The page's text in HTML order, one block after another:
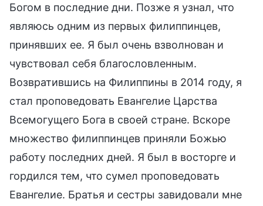
Богом в последние дни. Позже я узнал, что
являюсь одним из первых филиппинцев,
принявших ее. Я был очень взволнован и
чувствовал себя благословленным.
Возвратившись на Филиппины в 2014 году, я
стал проповедовать Евангелие Царства
Всемогущего Бога в своей стране. Вскоре
множество филиппинцев приняли Божью
работу последних дней. Я был в восторге и
гордился тем, что сумел проповедовать
Евангелие. Братья и сестры завидовали мне